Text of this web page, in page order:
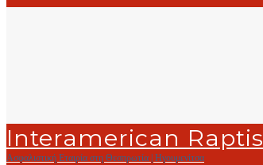
Interamerican Raptis
Ασφαλιστική Εταιρία στη Θεσπρωτία | Ηγουμενίτσα